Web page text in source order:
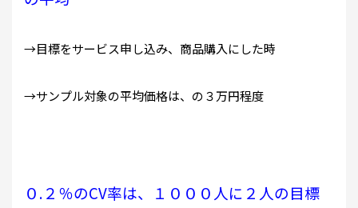
→目標をサービス申し込み、商品購入にした時
→サンプル対象の平均価格は、の３万円程度
０.２％のCV率は、１０００人に２人の目標